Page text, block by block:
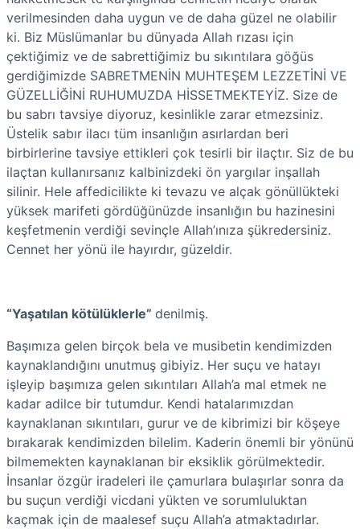
verilmesinden daha uygun ve de daha güzel ne olabilir
ki. Biz Müslümanlar bu dünyada Allah rızası için
çektiğimiz ve de sabrettiğimiz bu sıkıntılara göğüs
gerdiğimizde SABRETMENİN MUHTEŞEM LEZZETİNİ VE
GÜZELLİĞİNİ RUHUMUZDA HİSSETMEKTEYİZ. Size de
bu sabrı tavsiye diyoruz, kesinlikle zarar etmezsiniz.
Üstelik sabır ilacı tüm insanlığın asırlardan beri
birbirlerine tavsiye ettikleri çok tesirli bir ilaçtır. Siz de bu
ilaçtan kullanırsanız kalbinizdeki ön yargılar inşallah
silinir. Hele affedicilikte ki tevazu ve alçak gönüllükteki
yüksek marifeti gördüğünüzde insanlığın bu hazinesini
keşfetmenin verdiği sevinçle Allah’ınıza şükredersiniz.
Cennet her yönü ile hayırdır, güzeldir.
“Yaşatılan kötülüklerle” denilmiş.
Başımıza gelen birçok bela ve musibetin kendimizden
kaynaklandığını unutmuş gibiyiz. Her suçu ve hatayı
işleyip başımıza gelen sıkıntıları Allah’a mal etmek ne
kadar adilce bir tutumdur. Kendi hatalarımızdan
kaynaklanan sıkıntıları, gurur ve de kibrimizi bir köşeye
bırakarak kendimizden bilelim. Kaderin önemli bir yönünü
bilmemekten kaynaklanan bir eksiklik görülmektedir.
İnsanlar özgür iradeleri ile çamurlara bulaşırlar sonra da
bu suçun verdiği vicdani yükten ve sorumluluktan
kaçmak için de maalesef suçu Allah’a atmaktadırlar.